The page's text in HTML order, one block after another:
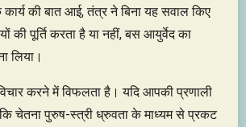
कार्य की बात आई, तंत्र ने बिना यह सवाल किए
की पूर्ति करता है या नहीं, बस आयुर्वेद का
लिया।
करने में विफलता है। यदि आपकी प्रणाली
चेतना पुरुष-स्त्री ध्रुवता के माध्यम से प्रकट